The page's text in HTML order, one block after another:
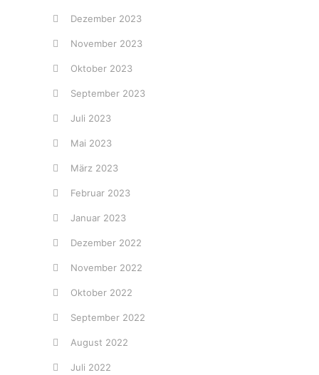
Dezember 2023
November 2023
Oktober 2023
September 2023
Juli 2023
Mai 2023
März 2023
Februar 2023
Januar 2023
Dezember 2022
November 2022
Oktober 2022
September 2022
August 2022
Juli 2022